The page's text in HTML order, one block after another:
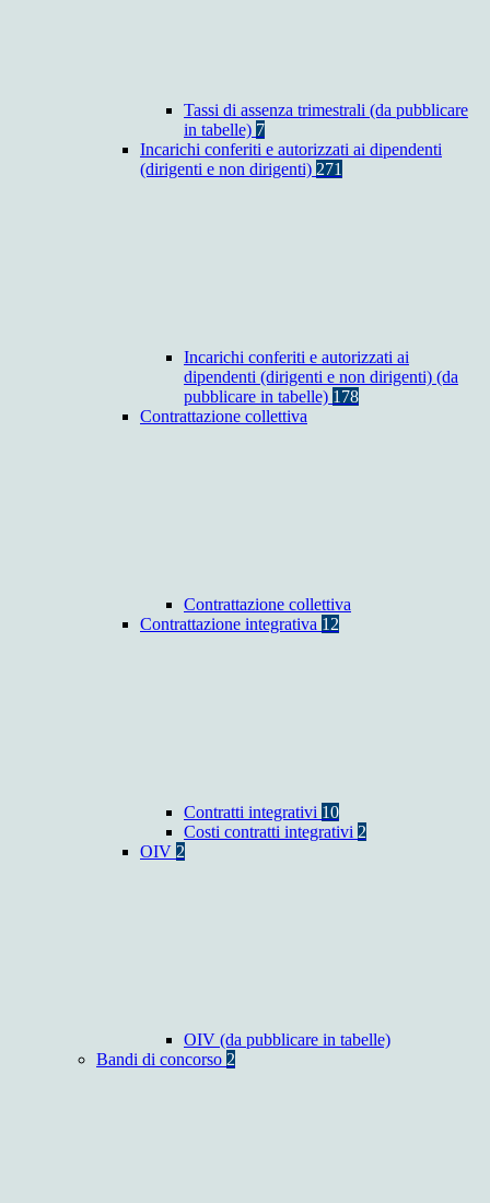
Tassi di assenza trimestrali (da pubblicare
in tabelle) 7
Incarichi conferiti e autorizzati ai dipendenti
(dirigenti e non dirigenti) 271
Incarichi conferiti e autorizzati ai
dipendenti (dirigenti e non dirigenti) (da
pubblicare in tabelle) 178
Contrattazione collettiva
Contrattazione collettiva
Contrattazione integrativa 12
Contratti integrativi 10
Costi contratti integrativi 2
OIV 2
OIV (da pubblicare in tabelle)
Bandi di concorso 2